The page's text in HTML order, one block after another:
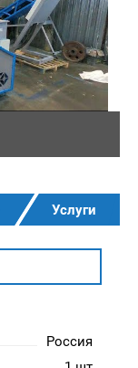
Услуги
Россия